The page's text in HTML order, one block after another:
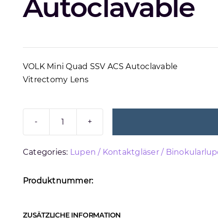
Autoclavable
VOLK Mini Quad SSV ACS Autoclavable
Vitrectomy Lens
VOLK
SSV
Menge
Categories: Lupen / Kontaktgläser /
Produktnummer:
ZUSÄTZLICHE INFORMATION